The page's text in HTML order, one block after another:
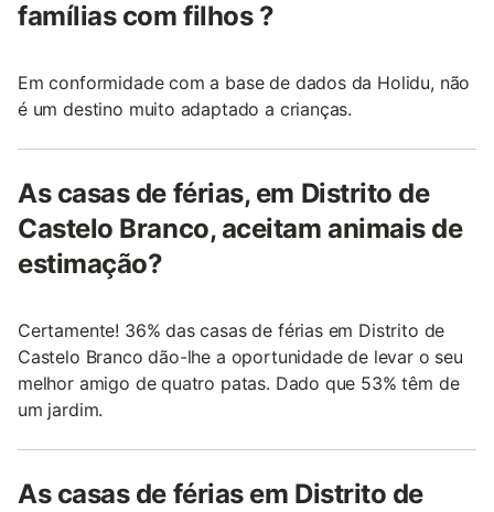
famílias com filhos ?
Em conformidade com a base de dados da Holidu, não
é um destino muito adaptado a crianças.
As casas de férias, em Distrito de
Castelo Branco, aceitam animais de
estimação?
Certamente! 36% das casas de férias em Distrito de
Castelo Branco dão-lhe a oportunidade de levar o seu
melhor amigo de quatro patas. Dado que 53% têm de
um jardim.
As casas de férias em Distrito de